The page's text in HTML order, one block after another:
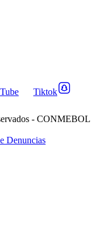
Tiktok
- CONMEBOL
Denuncias